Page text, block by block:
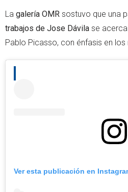
La galería OMR sostuvo que una
trabajos de Jose Dávila se
Pablo Picasso, con énfasis en los
Ver esta publicación en